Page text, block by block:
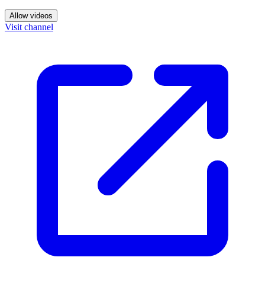
Allow videos
Visit channel